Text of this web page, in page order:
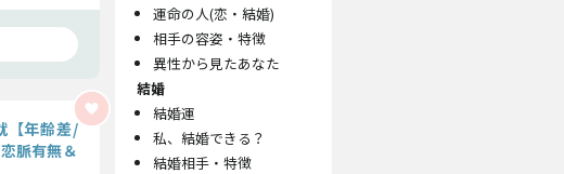
【年齢差/
脈有無＆
運命の人(恋・結婚)
相手の容姿・特徴
異性から見たあなた
結婚
結婚運
私、結婚できる？
結婚相手・特徴